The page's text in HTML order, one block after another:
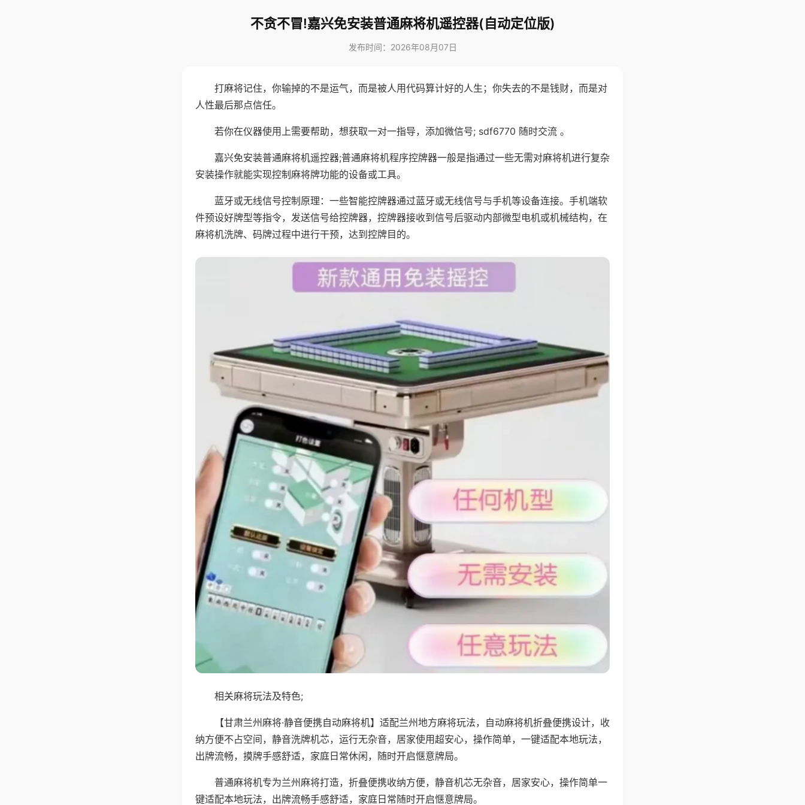
不贪不冒!嘉兴免安装普通麻将机遥控器(自动定位版)
发布时间：2026年08月07日
打麻将记住，你输掉的不是运气，而是被人用代码算计好的人生；你失去的不是钱财，而是对
人性最后那点信任。
若你在仪器使用上需要帮助，想获取一对一指导，添加微信号; sdf6770 随时交流 。
嘉兴免安装普通麻将机遥控器;普通麻将机程序控牌器一般是指通过一些无需对麻将机进行复杂
安装操作就能实现控制麻将牌功能的设备或工具。
蓝牙或无线信号控制原理：一些智能控牌器通过蓝牙或无线信号与手机等设备连接。手机端软
件预设好牌型等指令，发送信号给控牌器，控牌器接收到信号后驱动内部微型电机或机械结构，在
麻将机洗牌、码牌过程中进行干预，达到控牌目的。
相关麻将玩法及特色;
【甘肃兰州麻将·静音便携自动麻将机】适配兰州地方麻将玩法，自动麻将机折叠便携设计，收
纳方便不占空间，静音洗牌机芯，运行无杂音，居家使用超安心，操作简单，一键适配本地玩法，
出牌流畅，摸牌手感舒适，家庭日常休闲，随时开启惬意牌局。
普通麻将机专为兰州麻将打造，折叠便携收纳方便，静音机芯无杂音，居家安心，操作简单一
键适配本地玩法，出牌流畅手感舒适，家庭日常随时开启惬意牌局。